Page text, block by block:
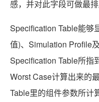
感，并对此字段可做最排
Specification Table能够
值)、Simulation Profile
Specification Table所指
Worst Case计算出来的
Table里的组件参数所计